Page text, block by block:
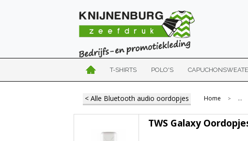
T-SHIRTS POLO'S
< Alle Bluetooth audio oordopjes Home > ...
TWS Galaxy